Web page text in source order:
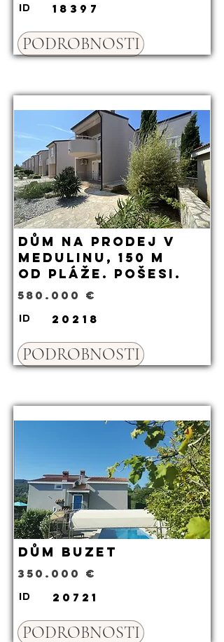
ID 18397
PODROBNOSTI
Dům na prodej v
Medulinu, 150 m
od pláže. Pošesi.
580.000 €
ID 20218
PODROBNOSTI
Dům Buzet
350.000 €
ID 20721
PODROBNOSTI